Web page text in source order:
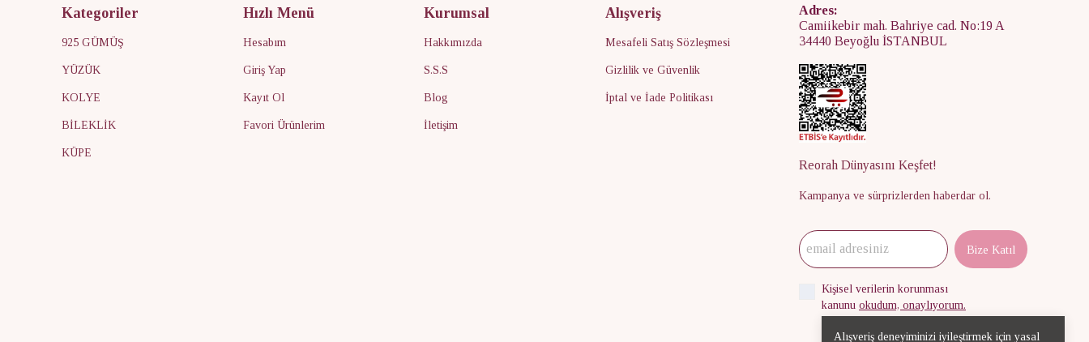
Alışveriş deneyiminizi iyileştirmek için yasal
Kategoriler
925 GÜMÜŞ
YÜZÜK
KOLYE
BİLEKLİK
KÜPE
Hızlı Menü
Hesabım
Giriş Yap
Kayıt Ol
Favori Ürünlerim
Kurumsal
Hakkımızda
S.S.S
Blog
İletişim
Alışveriş
Mesafeli Satış Sözleşmesi
Gizlilik ve Güvenlik
İptal ve İade Politikası
Adres:
Camiikebir mah. Bahriye cad. No:19 A
34440 Beyoğlu İSTANBUL
Reorah Dünyasını Keşfet!
Kampanya ve sürprizlerden haberdar ol.
Bize Katıl
Kişisel verilerin korunması
kanunu okudum, onaylıyorum.